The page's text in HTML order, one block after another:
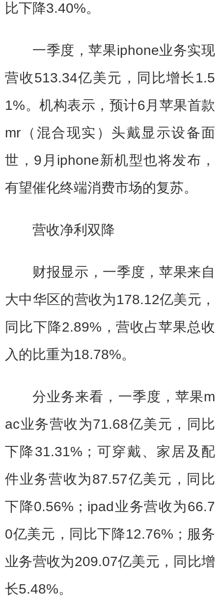
比下降3.40%。
一季度，苹果iphone业务实现
营收513.34亿美元，同比增长1.5
1%。机构表示，预计6月苹果首款
mr（混合现实）头戴显示设备面
世，9月iphone新机型也将发布，
有望催化终端消费市场的复苏。
营收净利双降
财报显示，一季度，苹果来自
大中华区的营收为178.12亿美元，
同比下降2.89%，营收占苹果总收
入的比重为18.78%。
分业务来看，一季度，苹果m
ac业务营收为71.68亿美元，同比
下降31.31%；可穿戴、家居及配
件业务营收为87.57亿美元，同比
下降0.56%；ipad业务营收为66.7
0亿美元，同比下降12.76%；服务
业务营收为209.07亿美元，同比增
长5.48%。